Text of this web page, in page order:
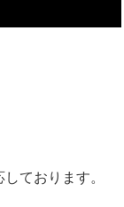
ております。